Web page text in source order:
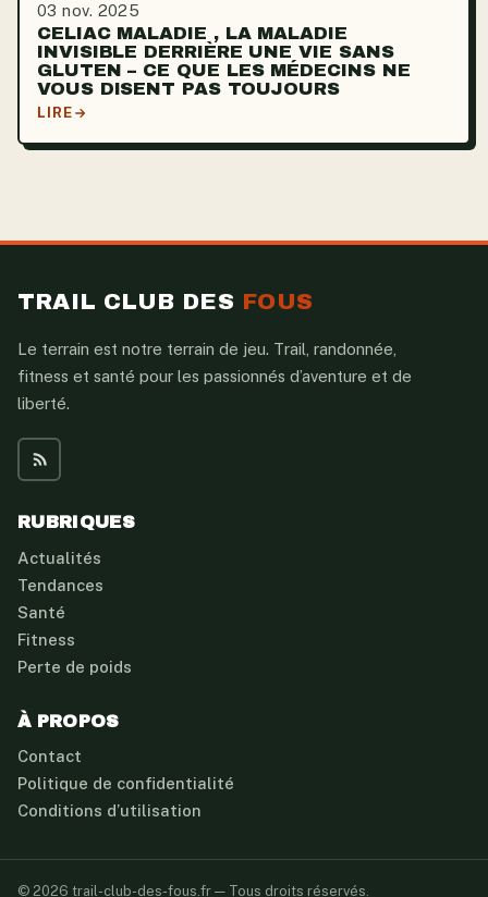
03 nov. 2025
CELIAC MALADIE , LA MALADIE
INVISIBLE DERRIÈRE UNE VIE SANS
GLUTEN – CE QUE LES MÉDECINS NE
VOUS DISENT PAS TOUJOURS
LIRE
TRAIL CLUB DES FOUS
Le terrain est notre terrain de jeu. Trail, randonnée,
fitness et santé pour les passionnés d’aventure et de
liberté.
RUBRIQUES
Actualités
Tendances
Santé
Fitness
Perte de poids
À PROPOS
Contact
Politique de confidentialité
Conditions d’utilisation
© 2026 trail-club-des-fous.fr — Tous droits réservés.